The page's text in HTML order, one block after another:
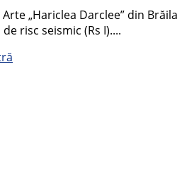
„Hariclea Darclee” din Brăila
risc seismic (Rs I)....